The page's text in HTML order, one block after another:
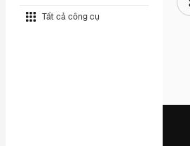
Tất cả công cụ